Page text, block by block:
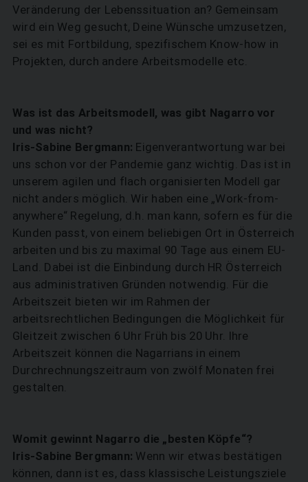
Veränderung der Lebenssituation an? Gemeinsam
wird ein Weg gesucht, Deine Wünsche umzusetzen,
sei es mit Fortbildung, spezifischem Know-how in
Projekten, durch andere Arbeitsmodelle etc.
Was ist das Arbeitsmodell, was gibt Nagarro vor
und was nicht?
Iris-Sabine Bergmann: Eigenverantwortung war bei
uns schon vor der Pandemie ganz wichtig. Das ist in
unserem agilen und flach organisierten Modell gar
nicht anders möglich. Wir haben eine „Work-from-
anywhere“ Regelung, d.h. man kann, sofern es für die
Kunden passt, von einem beliebigen Ort in Österreich
arbeiten und bis zu maximal 90 Tage aus einem EU-
Land. Dabei ist die Einbindung durch HR Österreich
aus administrativen Gründen notwendig. Für die
Arbeitszeit bieten wir im Rahmen der
arbeitsrechtlichen Bedingungen die Möglichkeit für
Gleitzeit zwischen 6 Uhr Früh bis 20 Uhr. Ihre
Arbeitszeit können die Nagarrians in einem
Durchrechnungszeitraum von zwölf Monaten frei
gestalten.
Womit gewinnt Nagarro die „besten Köpfe“?
Iris-Sabine Bergmann: Wenn wir etwas bestätigen
können, dann ist es, dass klassische Leistungsziele